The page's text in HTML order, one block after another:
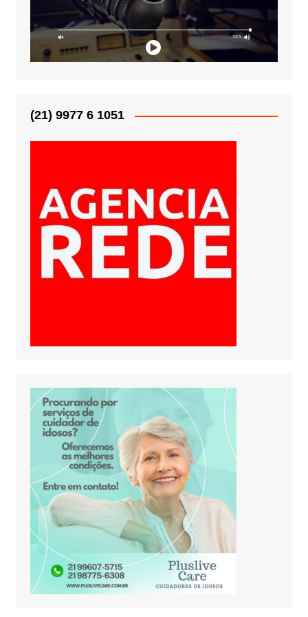
(21) 9977 6 1051